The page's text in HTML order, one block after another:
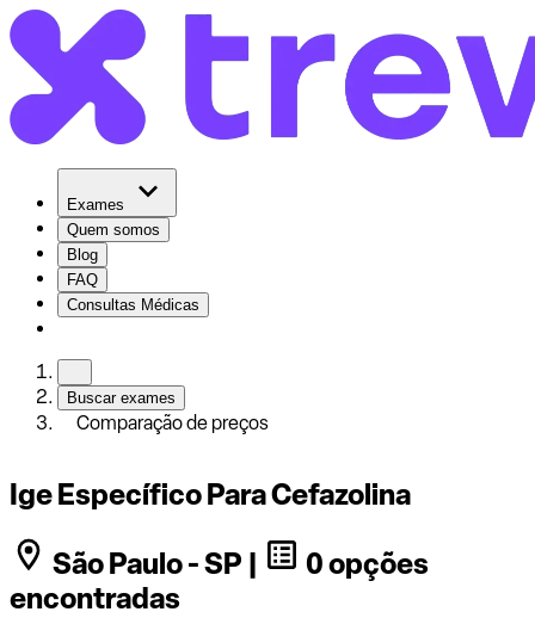
Exames
Quem somos
Blog
FAQ
Consultas Médicas
Buscar exames
Comparação de preços
Ige Específico Para Cefazolina
São Paulo - SP |
0 opções
encontradas